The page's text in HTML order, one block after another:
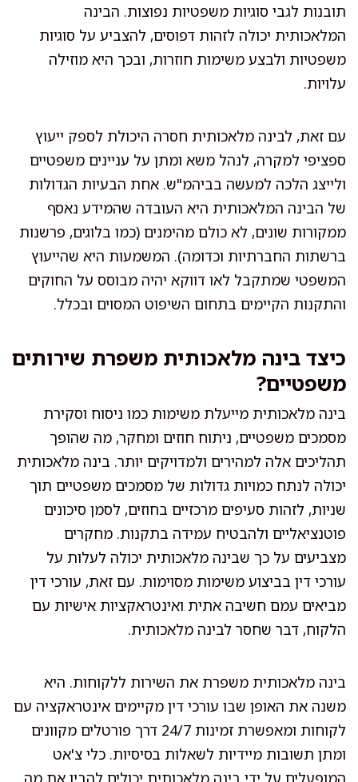
תובנות לגבי סוגיות משפטיות נפוצות. הבינה
המלאכותית יכולה לזהות דפוסים, להצביע על סוגיות
משפטיות ולבצע משימות חוזרות, ובכך היא מוזילה
עלויות.
עם זאת, לבינה מלאכותית חסרה היכולת לספק ייעוץ
ספציפי למקרה, לנהל משא ומתן על עניינים משפטיים
ולייצג הלכה למעשה בביהמ"ש. אחת הבעיות הגדולות
של הבינה המלאכותית היא העובדה שהמידע נאסף
ממקורות שונים, לא כולם מהימנים (כמו בלוגים, פרשנות
ברשתות החברתיות וכדומה). המשמעות היא שהייעוץ
המשפטי שמתקבל לאו דווקא יהיה מבוסס על החוקים
והתקנות הקיימים בתחום השיפוט המסוים ובכלל.
כיצד בינה מלאכותית משפרת שירותים
משפטיים?
בינה מלאכותית מייעלת משימות כמו ניסוח וסקירת
מסמכים משפטיים, ניתוח חוזים ומחקר, מה שהופך
תהליכים אלה למהירים ולמדויקים יותר. בינה מלאכותית
יכולה לנתח כמויות גדולות של מסמכים משפטיים תוך
שניות, לזהות סעיפים מרכזיים בחוזים, לסמן סיכונים
פוטנציאליים ולהבטיח עמידה בתקנות. מחקרים
מצביעים על כך שבינה מלאכותית יכולה לעלות על
עורכי דין בביצוע משימות מסוימות. עם זאת, עורכי דין
מביאים עמם חשיבה אתית ואינטראקציות אישיות עם
הלקוח, דבר שחסר לבינה מלאכותית.
בינה מלאכותית משפרת את השירות ללקוחות. היא
משנה את האופן שבו עורכי דין מקיימים אינטראקציה עם
לקוחות ומאפשרת זמינות 24/7 דרך פורטלים מקוונים
ומתן תשובות מיידיות לשאלות בסיסיות. כלי צ'אט
המופעלים על ידי בינה מלאכותית יכולים להבין את מה